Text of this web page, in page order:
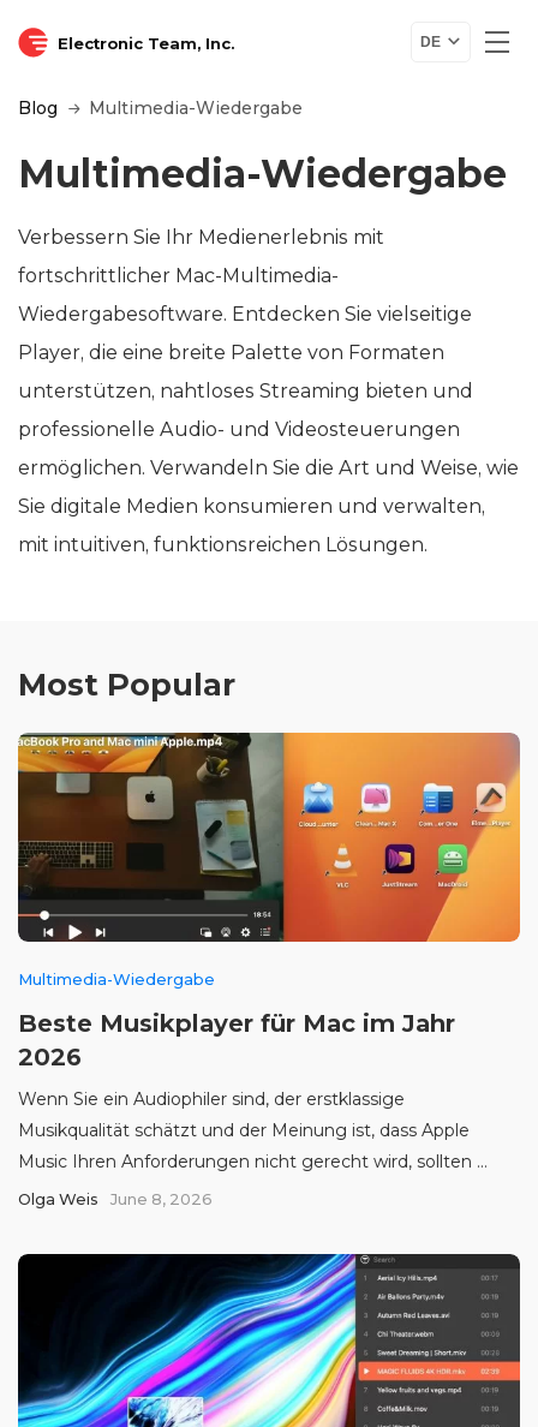
Electronic Team, Inc. DE
Blog Multimedia-Wiedergabe
Multimedia-Wiedergabe
Verbessern Sie Ihr Medienerlebnis mit
fortschrittlicher Mac-Multimedia-
Wiedergabesoftware. Entdecken Sie vielseitige
Player, die eine breite Palette von Formaten
unterstützen, nahtloses Streaming bieten und
professionelle Audio- und Videosteuerungen
ermöglichen. Verwandeln Sie die Art und Weise, wie
Sie digitale Medien konsumieren und verwalten,
mit intuitiven, funktionsreichen Lösungen.
Most Popular
Multimedia-Wiedergabe
Beste Musikplayer für Mac im Jahr
2026
Wenn Sie ein Audiophiler sind, der erstklassige
Musikqualität schätzt und der Meinung ist, dass Apple
Music Ihren Anforderungen nicht gerecht wird, sollten ...
Olga Weis June 8, 2026